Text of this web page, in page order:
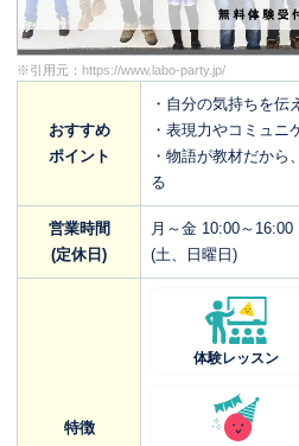
※引用元： https://www.labo-party.jp/
おすすめ
ポイント
・自分の気持ちを伝
・表現力やコミュニ
・物語が教材だから
る
営業時間
(定休日)
月～金 10:00～16:00
(土、日曜日)
特徴
体験レッスン